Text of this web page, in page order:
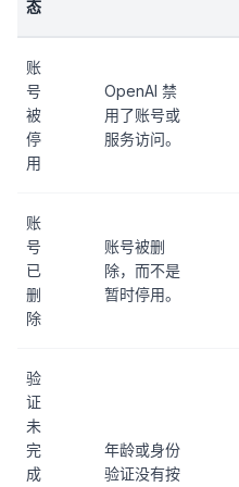
态
账
号
被
停
用
OpenAI 禁
用了账号或
服务访问。
账
号
已
删
除
账号被删
除，而不是
暂时停用。
验
证
未
完
成
年龄或身份
验证没有按